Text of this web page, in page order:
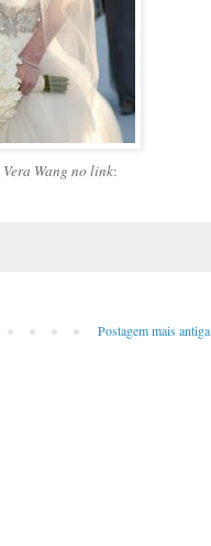
Vera Wang no link:
Postagem mais antiga